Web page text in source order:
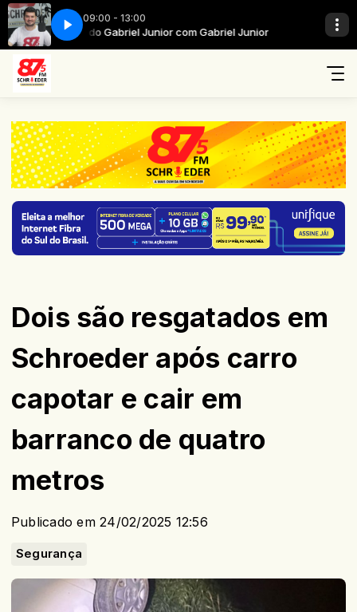
09:00 - 13:00
Show do Gabriel Junior com Gabriel Junior Show do
Dois são resgatados em
Schroeder após carro
capotar e cair em
barranco de quatro
metros
Publicado em 24/02/2025 12:56
Segurança